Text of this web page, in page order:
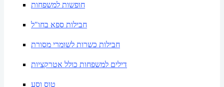
חופשות למשפחות
חבילות ספא בחו"ל
חבילות כשרות לשומרי מסורת
דילים למשפחות כולל אטרקציות
טוס וסע